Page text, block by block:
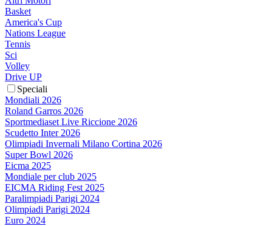
Basket
America's Cup
Nations League
Tennis
Sci
Volley
Drive UP
Speciali
Mondiali 2026
Roland Garros 2026
Sportmediaset Live Riccione 2026
Scudetto Inter 2026
Olimpiadi Invernali Milano Cortina 2026
Super Bowl 2026
Eicma 2025
Mondiale per club 2025
EICMA Riding Fest 2025
Paralimpiadi Parigi 2024
Olimpiadi Parigi 2024
Euro 2024